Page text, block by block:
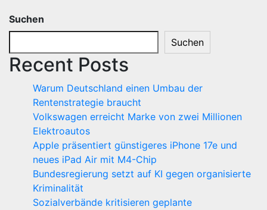
Suchen
Suchen
Recent Posts
Warum Deutschland einen Umbau der
Rentenstrategie braucht
Volkswagen erreicht Marke von zwei Millionen
Elektroautos
Apple präsentiert günstigeres iPhone 17e und
neues iPad Air mit M4-Chip
Bundesregierung setzt auf KI gegen organisierte
Kriminalität
Sozialverbände kritisieren geplante